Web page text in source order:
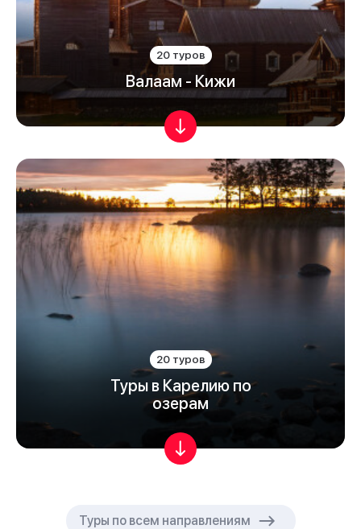
20 туров
Валаам - Кижи
20 туров
Туры в Карелию по
озерам
Туры по всем направлениям